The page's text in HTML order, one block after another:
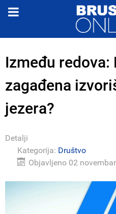
Između redova:
zagađena
jezera?
Detalji
Kategorija: Društvo
Objavljeno 02